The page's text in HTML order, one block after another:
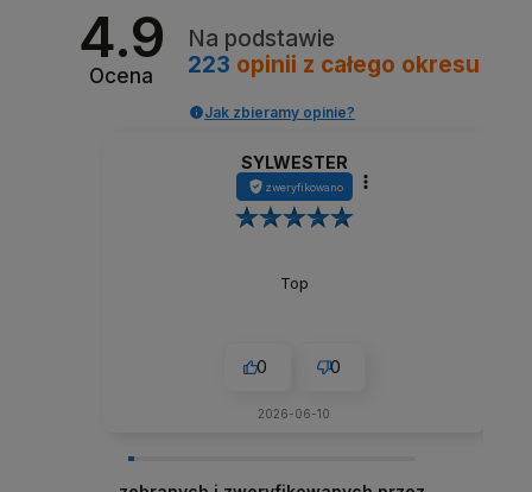
4.9
Ocena
Na podstawie
223 opinii z całego okresu
Jak zbieramy opinie?
SYLWESTER
zweryfikowano
Top
0 0
2026-06-10